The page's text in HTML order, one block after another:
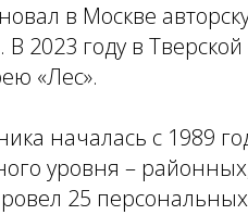
в Москве
2023 году в
«Лес».
началась с 1989
уровня –
25